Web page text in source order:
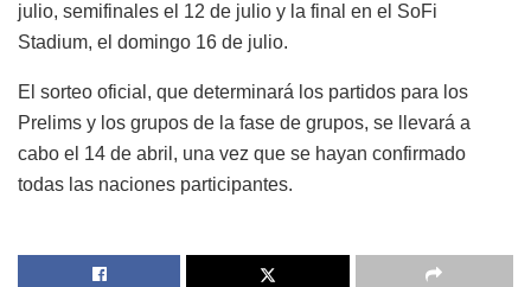
julio, semifinales el 12 de julio y la final en el SoFi
Stadium, el domingo 16 de julio.
El sorteo oficial, que determinará los partidos para los
Prelims y los grupos de la fase de grupos, se llevará a
cabo el 14 de abril, una vez que se hayan confirmado
todas las naciones participantes.